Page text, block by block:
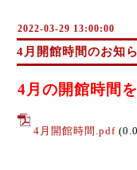
2022-03-29 13:00:00
4月開館時間のお知
4月の開館時間
4月開館時間.pdf